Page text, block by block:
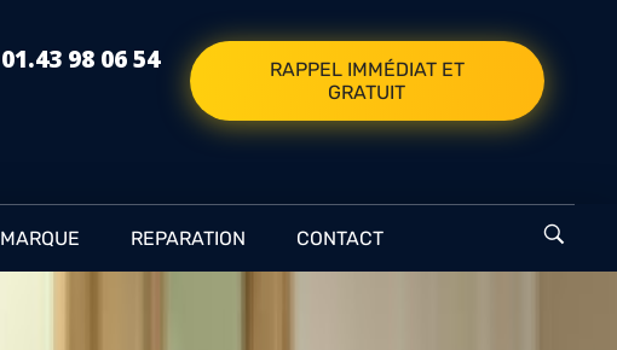
01.43 98 06 54
RAPPEL IMMÉDIAT ET
GRATUIT
MARQUE REPARATION CONTACT